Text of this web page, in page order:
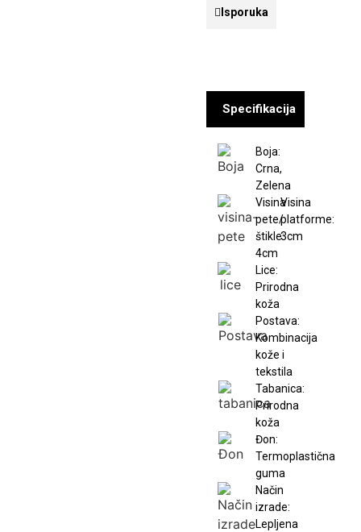
Isporuka
Specifikacija
Boja:
Crna,
Zelena
Visina
pete/
štikle:
4cm
Visina
platforme:
3cm
Lice:
Prirodna
koža
Postava:
Kombinacija
kože i
tekstila
Tabanica:
Prirodna
koža
Đon:
Termoplastična
guma
Način
izrade:
Lepljena